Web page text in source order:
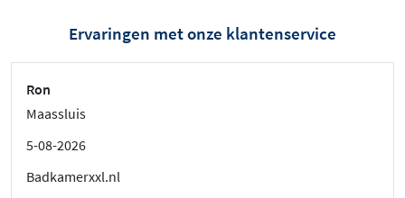
Ervaringen met onze klantenservice
Ron
Maassluis
5-08-2026
Badkamerxxl.nl